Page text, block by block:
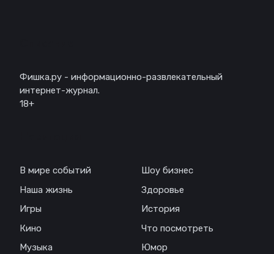
Фишка.ру - информационно-развлекательный
интернет-журнал.
18+
В мире событий
Наша жизнь
Игры
Кино
Музыка
Шоу бизнес
Здоровье
История
Что посмотреть
Юмор